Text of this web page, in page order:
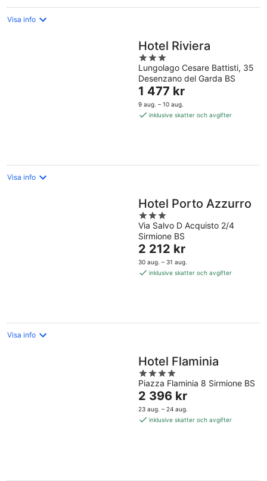
Visa info
Hotel Riviera
3
out
of
5
Lungolago Cesare Battisti, 35
Desenzano del Garda BS
Priset
är
1 477 kr
1 477 kr
9 aug. – 10 aug.
inklusive skatter och avgifter
Visa info
Hotel Porto Azzurro
3
out
of
5
Via Salvo D Acquisto 2/4
Sirmione BS
Priset
är
2 212 kr
2 212 kr
30 aug. – 31 aug.
inklusive skatter och avgifter
Visa info
Hotel Flaminia
4
out
of
5
Piazza Flaminia 8 Sirmione BS
Priset
är
2 396 kr
2 396 kr
23 aug. – 24 aug.
inklusive skatter och avgifter